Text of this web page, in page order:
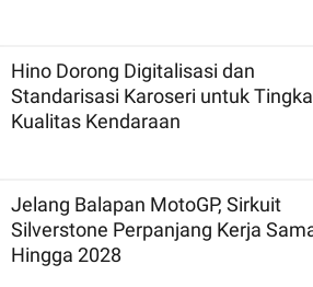
Hino Dorong Digitalisasi dan
Standarisasi Karoseri untuk
Kualitas Kendaraan
Jelang Balapan MotoGP, Sirkuit
Silverstone Perpanjang Kerja
Hingga 2028